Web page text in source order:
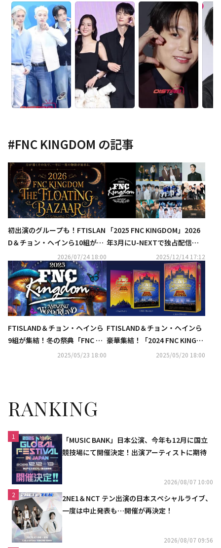
#FNC KINGDOM の記事
初出演のグループも！FTISLAN
D＆チョン・ヘインら10組が集
結「FNC KINGDOM」日本で12
月に開催決定
2026/07/24 18:00
「2025 FNC KINGDOM」2026
年3月にU-NEXTで独占配信決
定！FTISLAND、CNBLUEの公
2025/12/14 17:12
FTISLAND＆チョン・ヘインら
9組が集結！冬の祭典「FNC KI
NGDOM」今年はぴあアリーナ
2025/05/23 18:00
FTISLAND＆チョン・ヘインら
豪華集結！「2024 FNC KINGD
OM」DVD＆Blu-rayが7月9日に
2025/05/20 18:00
RANKING
1
「MUSIC BANK」日本公演、今年も12月に国立
競技場にて開催決定！出演アーティストに期待
2026/08/07 10:00
2
2NE1＆NCT テン出演の日本スペシャルライブ、
一度は中止発表も…開催が再決定！
2026/08/07 09:56